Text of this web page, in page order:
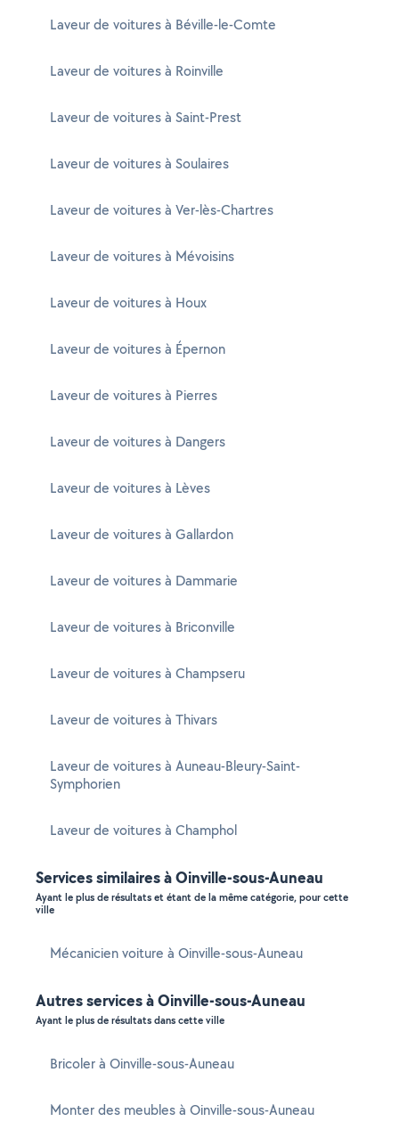
Laveur de voitures à Béville-le-Comte
Laveur de voitures à Roinville
Laveur de voitures à Saint-Prest
Laveur de voitures à Soulaires
Laveur de voitures à Ver-lès-Chartres
Laveur de voitures à Mévoisins
Laveur de voitures à Houx
Laveur de voitures à Épernon
Laveur de voitures à Pierres
Laveur de voitures à Dangers
Laveur de voitures à Lèves
Laveur de voitures à Gallardon
Laveur de voitures à Dammarie
Laveur de voitures à Briconville
Laveur de voitures à Champseru
Laveur de voitures à Thivars
Laveur de voitures à Auneau-Bleury-Saint-
Symphorien
Laveur de voitures à Champhol
Services similaires à Oinville-sous-Auneau
Ayant le plus de résultats et étant de la même catégorie, pour cette
ville
Mécanicien voiture à Oinville-sous-Auneau
Autres services à Oinville-sous-Auneau
Ayant le plus de résultats dans cette ville
Bricoler à Oinville-sous-Auneau
Monter des meubles à Oinville-sous-Auneau